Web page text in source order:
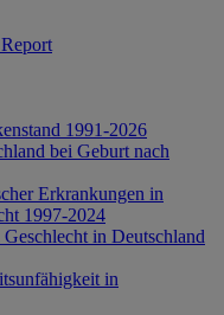
1991-2026
bei Geburt nach
Erkrankungen in
1997-2024
in Deutschland
in